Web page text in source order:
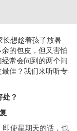
长想趁着孩子放暑
的包皮，但又害怕
常会问到的两个问
佳？我们来听听专
处？
即使星期天的话，也